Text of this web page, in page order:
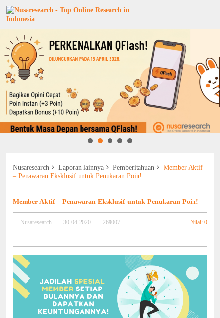
Nusaresearch Laporan lainnya Pemberitahuan
Member Aktif
– Penawaran Eksklusif untuk Penukaran Poin!
Member Aktif – Penawaran Eksklusif untuk Penukaran Poin!
Nusaresearch 30-04-2020 269007 Nilai: 0